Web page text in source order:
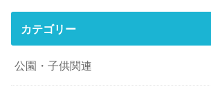
カテゴリー
公園・子供関連